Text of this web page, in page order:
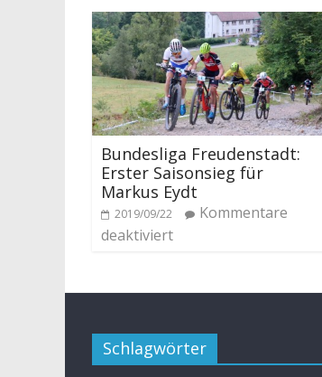
Bundesliga Freudenstadt:
Erster Saisonsieg für
Markus Eydt
2019/09/22
Kommentare
deaktiviert
Schlagwörter